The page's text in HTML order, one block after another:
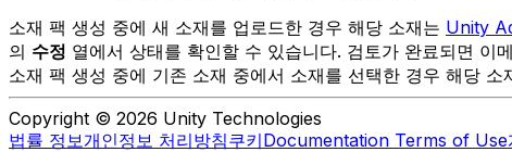
소재 팩 생성 중에 새 소재를 업로드한 경우 해당 소재는 Unity
의 수정 열에서 상태를 확인할 수 있습니다. 검토가 완료되면 이
소재 팩 생성 중에 기존 소재 중에서 소재를 선택한 경우 해당 소
Copyright © 2026 Unity Technologies
법률 정보개인정보 처리방침쿠키Documentation Terms of Use